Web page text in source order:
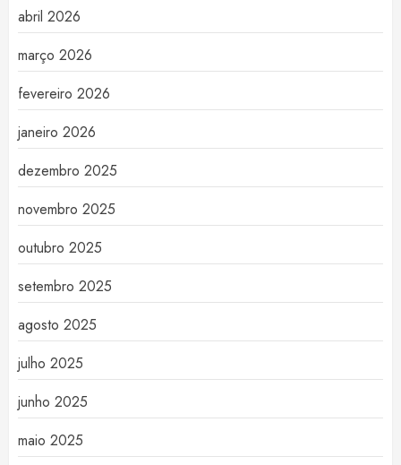
abril 2026
março 2026
fevereiro 2026
janeiro 2026
dezembro 2025
novembro 2025
outubro 2025
setembro 2025
agosto 2025
julho 2025
junho 2025
maio 2025